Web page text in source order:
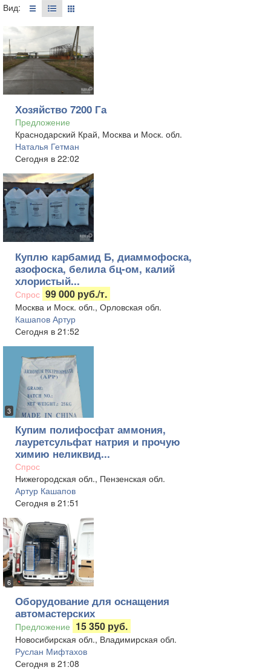
Вид:
Хозяйство 7200 Га
Предложение
Краснодарский Край, Москва и Моск. обл.
Наталья Гетман
Сегодня в 22:02
Куплю карбамид Б, диаммофоска,
азофоска, белила бц-ом, калий
хлористый...
Спрос 99 000 руб./т.
Москва и Моск. обл., Орловская обл.
Кашапов Артур
Сегодня в 21:52
3
Купим полифосфат аммония,
лауретсульфат натрия и прочую
химию неликвид...
Спрос
Нижегородская обл., Пензенская обл.
Артур Кашапов
Сегодня в 21:51
6
Оборудование для оснащения
автомастерских
Предложение 15 350 руб.
Новосибирская обл., Владимирская обл.
Руслан Мифтахов
Сегодня в 21:08